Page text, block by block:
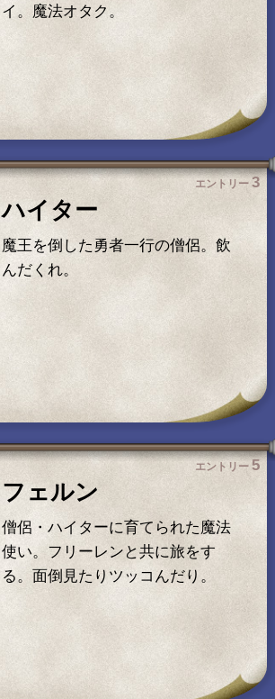
イ。魔法オタク。
エントリー 3
ハイター
魔王を倒した勇者一行の僧侶。飲
んだくれ。
エントリー 5
フェルン
僧侶・ハイターに育てられた魔法
使い。フリーレンと共に旅をす
る。面倒見たりツッコんだり。